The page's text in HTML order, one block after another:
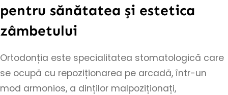
pentru sănătatea și estetica
zâmbetului
Ortodonția este specialitatea stomatologică care
se ocupă cu repoziționarea pe arcadă, într-un
mod armonios, a dinților malpoziționați,